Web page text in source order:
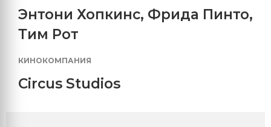
Энтони Хопкинс, Фрида Пинто,
Тим Рот
КИНОКОМПАНИЯ
Circus Studios